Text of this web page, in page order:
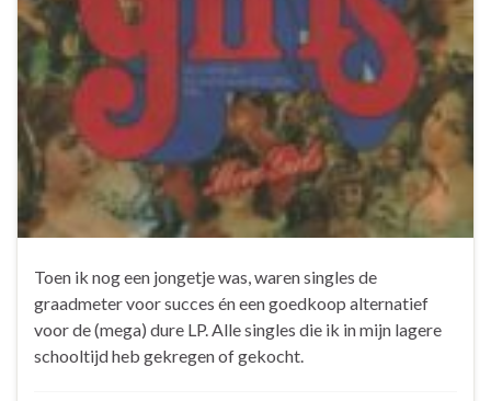
Toen ik nog een jongetje was, waren singles de
graadmeter voor succes én een goedkoop alternatief
voor de (mega) dure LP. Alle singles die ik in mijn lagere
schooltijd heb gekregen of gekocht.